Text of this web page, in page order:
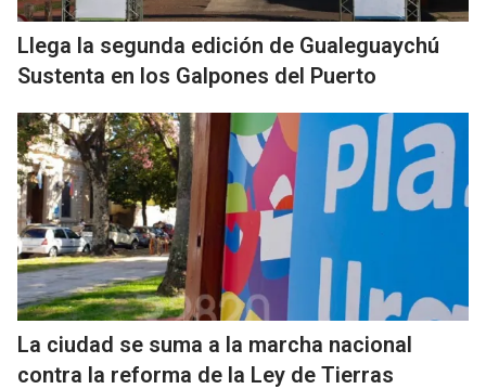
Llega la segunda edición de Gualeguaychú
Sustenta en los Galpones del Puerto
La ciudad se suma a la marcha nacional
contra la reforma de la Ley de Tierras